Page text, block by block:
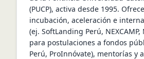
(PUCP), activa desde 1995.
incubación, aceleración e
(ej. SoftLanding Perú, NEXCAMP,
para postulaciones a fondos
Perú, ProInnóvate), mentorías y